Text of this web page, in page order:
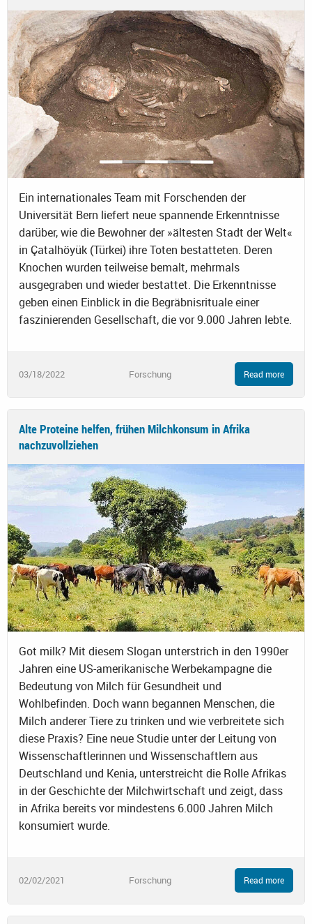
Ein internationales Team mit Forschenden der
Universität Bern liefert neue spannende Erkenntnisse
darüber, wie die Bewohner der »ältesten Stadt der Welt«
in Çatalhöyük (Türkei) ihre Toten bestatteten. Deren
Knochen wurden teilweise bemalt, mehrmals
ausgegraben und wieder bestattet. Die Erkenntnisse
geben einen Einblick in die Begräbnisrituale einer
faszinierenden Gesellschaft, die vor 9.000 Jahren lebte.
03/18/2022 Forschung Read more
Alte Proteine helfen, frühen Milchkonsum in Afrika
nachzuvollziehen
Got milk? Mit diesem Slogan unterstrich in den 1990er
Jahren eine US-amerikanische Werbekampagne die
Bedeutung von Milch für Gesundheit und
Wohlbefinden. Doch wann begannen Menschen, die
Milch anderer Tiere zu trinken und wie verbreitete sich
diese Praxis? Eine neue Studie unter der Leitung von
Wissenschaftlerinnen und Wissenschaftlern aus
Deutschland und Kenia, unterstreicht die Rolle Afrikas
in der Geschichte der Milchwirtschaft und zeigt, dass
in Afrika bereits vor mindestens 6.000 Jahren Milch
konsumiert wurde.
02/02/2021 Forschung Read more